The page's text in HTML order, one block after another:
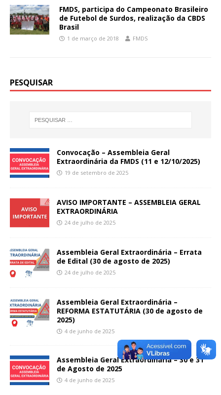
FMDS, participa do Campeonato Brasileiro
de Futebol de Surdos, realização da CBDS
Brasil
1 de março de 2018 FMDS
PESQUISAR
Convocação – Assembleia Geral
Extraordinária da FMDS (11 e 12/10/2025)
19 de setembro de 2025
AVISO IMPORTANTE – ASSEMBLEIA GERAL
EXTRAORDINÁRIA
24 de julho de 2025
Assembleia Geral Extraordinária – Errata
de Edital (30 de agosto de 2025)
24 de julho de 2025
Assembleia Geral Extraordinária –
REFORMA ESTATUTÁRIA (30 de agosto de
2025)
4 de junho de 2025
Assembleia Geral Extraordinária – 30 e 31
de Agosto de 2025
4 de junho de 2025